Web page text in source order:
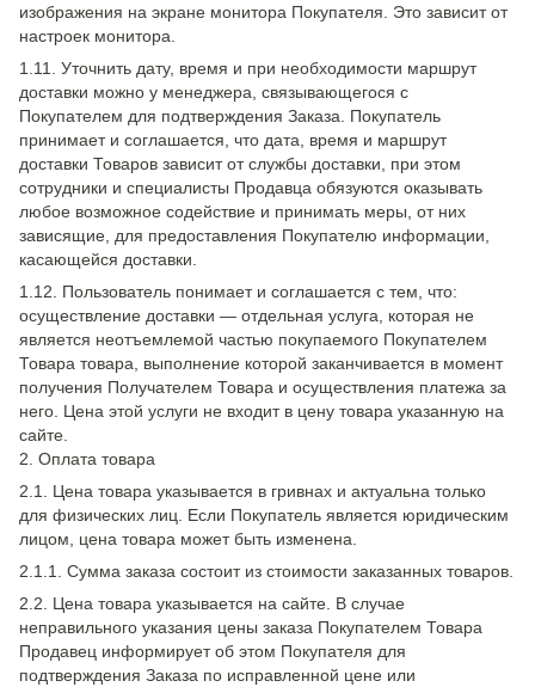
изображения на экране монитора Покупателя. Это зависит от
настроек монитора.
1.11. Уточнить дату, время и при необходимости маршрут
доставки можно у менеджера, связывающегося с
Покупателем для подтверждения Заказа. Покупатель
принимает и соглашается, что дата, время и маршрут
доставки Товаров зависит от службы доставки, при этом
сотрудники и специалисты Продавца обязуются оказывать
любое возможное содействие и принимать меры, от них
зависящие, для предоставления Покупателю информации,
касающейся доставки.
1.12. Пользователь понимает и соглашается с тем, что:
осуществление доставки — отдельная услуга, которая не
является неотъемлемой частью покупаемого Покупателем
Товара товара, выполнение которой заканчивается в момент
получения Получателем Товара и осуществления платежа за
него. Цена этой услуги не входит в цену товара указанную на
сайте.
2. Оплата товара
2.1. Цена товара указывается в гривнах и актуальна только
для физических лиц. Если Покупатель является юридическим
лицом, цена товара может быть изменена.
2.1.1. Сумма заказа состоит из стоимости заказанных товаров.
2.2. Цена товара указывается на сайте. В случае
неправильного указания цены заказа Покупателем Товара
Продавец информирует об этом Покупателя для
подтверждения Заказа по исправленной цене или